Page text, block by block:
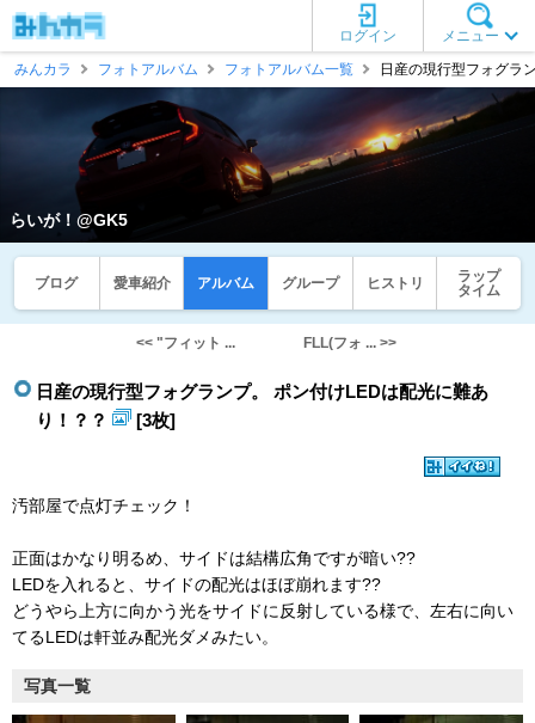
メニュー
ログイン
みんカラ
フォトアルバム フォトアルバム一覧 日産の現行型フォグラ
らいが！@GK5
ブログ 愛車紹介 アルバム グループ ヒストリ
ラップ
タイム
<< "フィット ... FLL(フォ ... >>
日産の現行型フォグランプ。 ポン付けLEDは配光に難あ
り！？？
[3枚]
汚部屋で点灯チェック！
正面はかなり明るめ、サイドは結構広角ですが暗い??
LEDを入れると、サイドの配光はほぼ崩れます??
どうやら上方に向かう光をサイドに反射している様で、左右に向い
てるLEDは軒並み配光ダメみたい。
写真一覧